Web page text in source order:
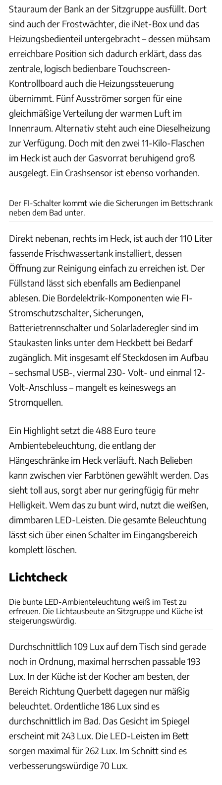
Stauraum der Bank an der Sitzgruppe ausfüllt. Dort
sind auch der Frostwächter, die iNet-Box und das
Heizungsbedienteil untergebracht – dessen mühsam
erreichbare Position sich dadurch erklärt, dass das
zentrale, logisch bedienbare Touchscreen-
Kontrollboard auch die Heizungssteuerung
übernimmt. Fünf Ausströmer sorgen für eine
gleichmäßige Verteilung der warmen Luft im
Innenraum. Alternativ steht auch eine Dieselheizung
zur Verfügung. Doch mit den zwei 11-Kilo-Flaschen
im Heck ist auch der Gasvorrat beruhigend groß
ausgelegt. Ein Crashsensor ist ebenso vorhanden.
Der FI-Schalter kommt wie die Sicherungen im Bettschrank
neben dem Bad unter.
Direkt nebenan, rechts im Heck, ist auch der 110 Liter
fassende Frischwassertank installiert, dessen
Öffnung zur Reinigung einfach zu erreichen ist. Der
Füllstand lässt sich ebenfalls am Bedienpanel
ablesen. Die Bordelektrik-Komponenten wie FI-
Stromschutzschalter, Sicherungen,
Batterietrennschalter und Solarladeregler sind im
Staukasten links unter dem Heckbett bei Bedarf
zugänglich. Mit insgesamt elf Steckdosen im Aufbau
– sechsmal USB-, viermal 230- Volt- und einmal 12-
Volt-Anschluss – mangelt es keineswegs an
Stromquellen.
Ein Highlight setzt die 488 Euro teure
Ambientebeleuchtung, die entlang der
Hängeschränke im Heck verläuft. Nach Belieben
kann zwischen vier Farbtönen gewählt werden. Das
sieht toll aus, sorgt aber nur geringfügig für mehr
Helligkeit. Wem das zu bunt wird, nutzt die weißen,
dimmbaren LED-Leisten. Die gesamte Beleuchtung
lässt sich über einen Schalter im Eingangsbereich
komplett löschen.
Lichtcheck
Die bunte LED-Ambienteleuchtung weiß im Test zu
erfreuen. Die Lichtausbeute an Sitzgruppe und Küche ist
steigerungswürdig.
Durchschnittlich 109 Lux auf dem Tisch sind gerade
noch in Ordnung, maximal herrschen passable 193
Lux. In der Küche ist der Kocher am besten, der
Bereich Richtung Querbett dagegen nur mäßig
beleuchtet. Ordentliche 186 Lux sind es
durchschnittlich im Bad. Das Gesicht im Spiegel
erscheint mit 243 Lux. Die LED-Leisten im Bett
sorgen maximal für 262 Lux. Im Schnitt sind es
verbesserungswürdige 70 Lux.